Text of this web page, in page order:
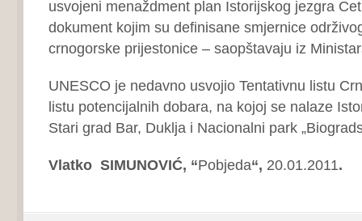
usvojeni menaždment plan Istorijskog jezgra
dokument kojim su definisane smjernice
crnogorske prijestonice – saopštavaju iz
UNESCO je nedavno usvojio Tentativnu listu
listu potencijalnih dobara, na kojoj se nalaze
Stari grad Bar, Duklja i Nacionalni park
Vlatko SIMUNOVIĆ, “Pobjeda“, 20.01.2011.